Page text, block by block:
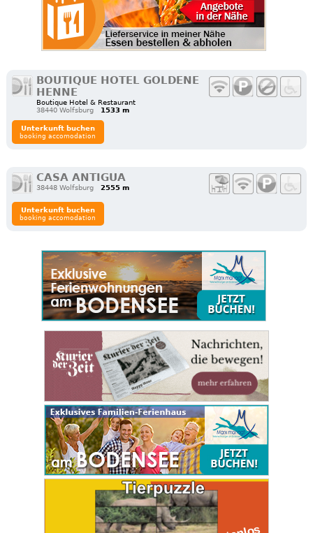
BOUTIQUE HOTEL GOLDENE
HENNE
Boutique Hotel & Restaurant
38440 Wolfsburg
1533 m
Unterkunft buchen
booking accomodation
CASA ANTIGUA
38448 Wolfsburg 2555 m
Unterkunft buchen
booking accomodation